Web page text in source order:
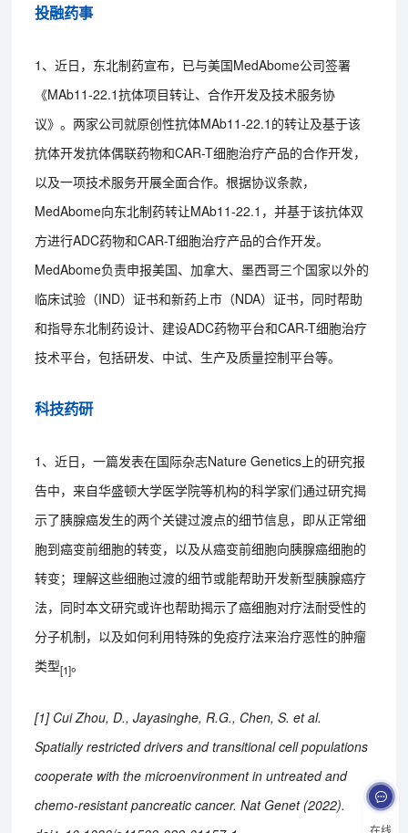
在线
投融药事
1、近日，东北制药宣布，已与美国MedAbome公司签署
《MAb11-22.1抗体项目转让、合作开发及技术服务协
议》。两家公司就原创性抗体MAb11-22.1的转让及基于该
抗体开发抗体偶联药物和CAR-T细胞治疗产品的合作开发，
以及一项技术服务开展全面合作。根据协议条款，
MedAbome向东北制药转让MAb11-22.1，并基于该抗体双
方进行ADC药物和CAR-T细胞治疗产品的合作开发。
MedAbome负责申报美国、加拿大、墨西哥三个国家以外的
临床试验（IND）证书和新药上市（NDA）证书，同时帮助
和指导东北制药设计、建设ADC药物平台和CAR-T细胞治疗
技术平台，包括研发、中试、生产及质量控制平台等。
科技药研
1、近日，一篇发表在国际杂志Nature Genetics上的研究报
告中，来自华盛顿大学医学院等机构的科学家们通过研究揭
示了胰腺癌发生的两个关键过渡点的细节信息，即从正常细
胞到癌变前细胞的转变，以及从癌变前细胞向胰腺癌细胞的
转变；理解这些细胞过渡的细节或能帮助开发新型胰腺癌疗
法，同时本文研究或许也帮助揭示了癌细胞对疗法耐受性的
分子机制，以及如何利用特殊的免疫疗法来治疗恶性的肿瘤
类型[1]。
[1] Cui Zhou, D., Jayasinghe, R.G., Chen, S. et al.
Spatially restricted drivers and transitional cell populations
cooperate with the microenvironment in untreated and
chemo-resistant pancreatic cancer. Nat Genet (2022).